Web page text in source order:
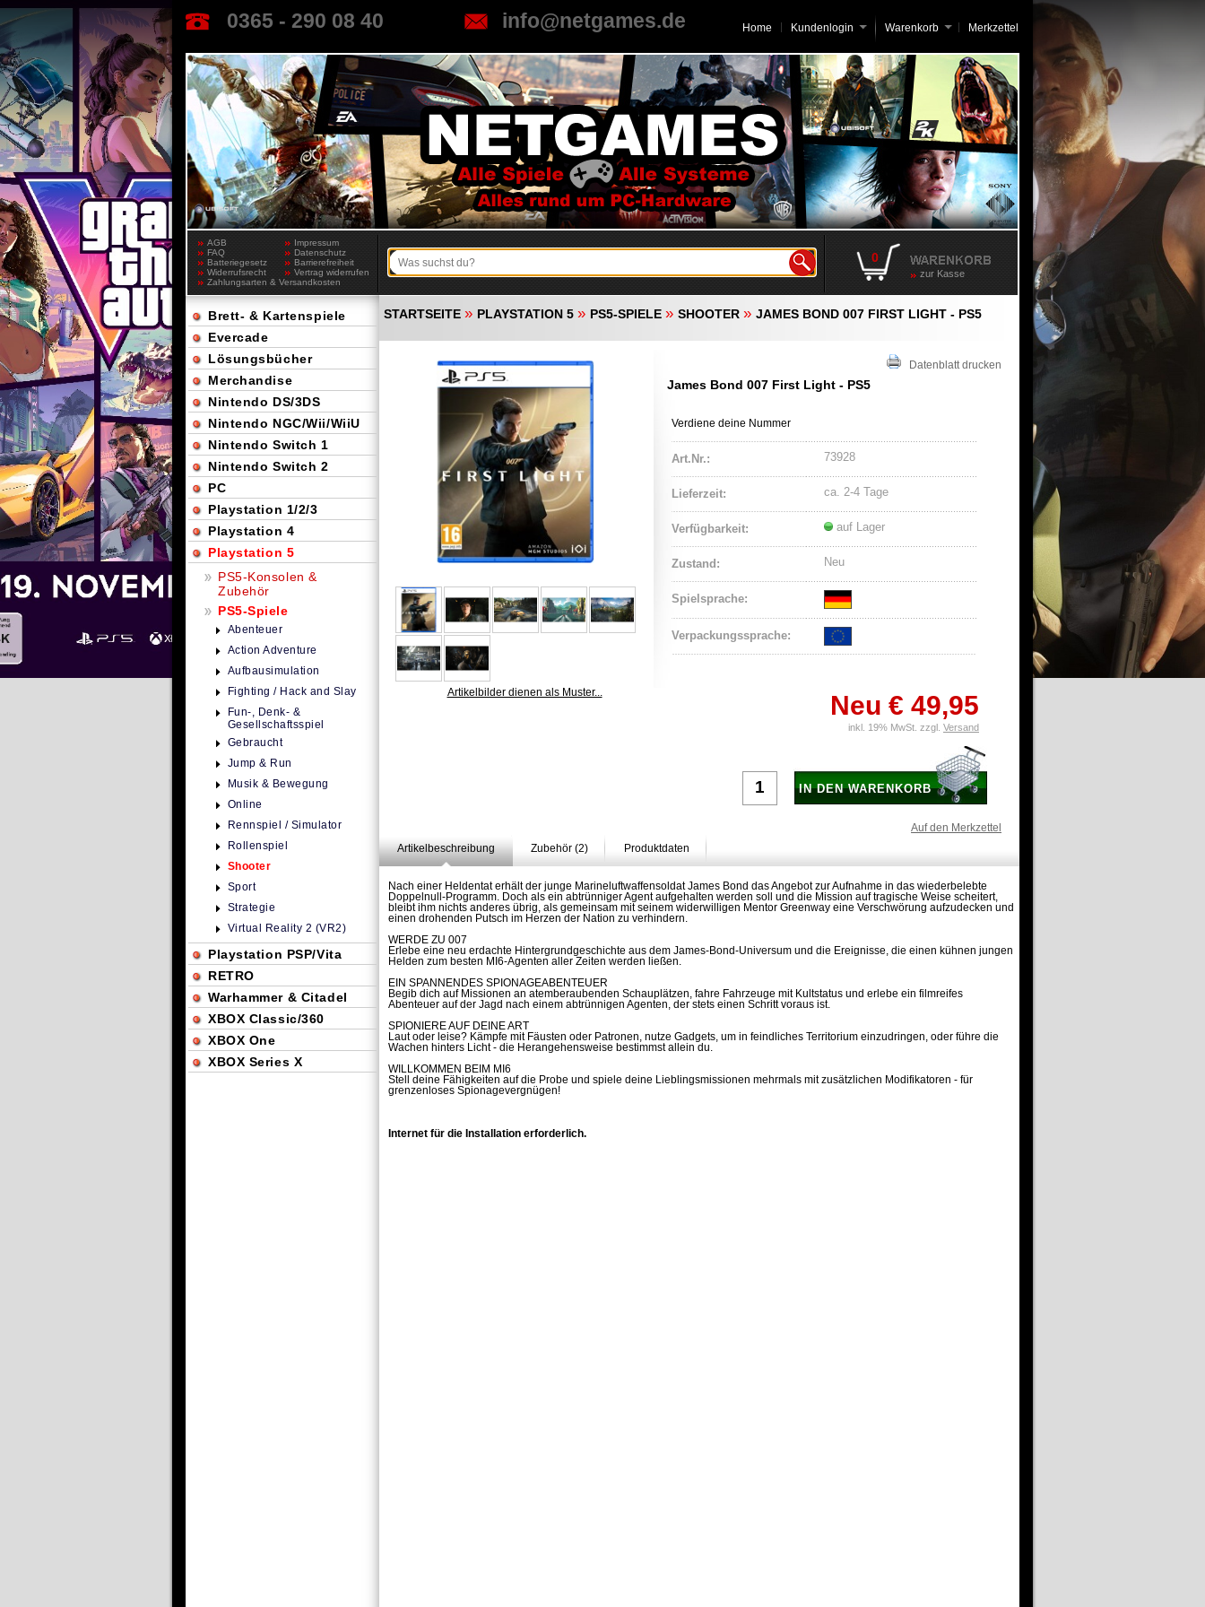
0365 - 290 08 40 info@netgames.de Home Kundenlogin Merkzettel
Warenkorb
AGB
Impressum
FAQ
Datenschutz
Batteriegesetz
Barrierefreiheit
Widerrufsrecht
Vertrag widerrufen
Zahlungsarten & Versandkosten
0
zur Kasse
STARTSEITE » PLAYSTATION 5 » PS5-SPIELE » SHOOTER » JAMES BOND 007 FIRST LIGHT - PS5
Artikelbilder dienen als Muster...
Datenblatt drucken
James Bond 007 First Light - PS5
Verdiene deine Nummer
Art.Nr.: 73928
Lieferzeit: ca. 2-4 Tage
Verfügbarkeit: auf Lager
Zustand: Neu
Spielsprache:
Verpackungssprache:
Neu € 49,95
inkl. 19% MwSt. zzgl. Versand
IN DEN WARENKORB
Auf den Merkzettel
Artikelbeschreibung
Zubehör (2) Produktdaten
Nach einer Heldentat erhält der junge Marineluftwaffensoldat James Bond das Angebot zur Aufnahme in das wiederbelebte
Doppelnull-Programm. Doch als ein abtrünniger Agent aufgehalten werden soll und die Mission auf tragische Weise scheitert,
bleibt ihm nichts anderes übrig, als gemeinsam mit seinem widerwilligen Mentor Greenway eine Verschwörung aufzudecken und
einen drohenden Putsch im Herzen der Nation zu verhindern.
WERDE ZU 007
Erlebe eine neu erdachte Hintergrundgeschichte aus dem James-Bond-Universum und die Ereignisse, die einen kühnen jungen
Helden zum besten MI6-Agenten aller Zeiten werden ließen.
EIN SPANNENDES SPIONAGEABENTEUER
Begib dich auf Missionen an atemberaubenden Schauplätzen, fahre Fahrzeuge mit Kultstatus und erlebe ein filmreifes
Abenteuer auf der Jagd nach einem abtrünnigen Agenten, der stets einen Schritt voraus ist.
SPIONIERE AUF DEINE ART
Laut oder leise? Kämpfe mit Fäusten oder Patronen, nutze Gadgets, um in feindliches Territorium einzudringen, oder führe die
Wachen hinters Licht - die Herangehensweise bestimmst allein du.
WILLKOMMEN BEIM MI6
Stell deine Fähigkeiten auf die Probe und spiele deine Lieblingsmissionen mehrmals mit zusätzlichen Modifikatoren - für
grenzenloses Spionagevergnügen!
Internet für die Installation erforderlich.
Brett- & Kartenspiele
Evercade
Lösungsbücher
Merchandise
Nintendo DS/3DS
Nintendo NGC/Wii/WiiU
Nintendo Switch 1
Nintendo Switch 2
PC
Playstation 1/2/3
Playstation 4
Playstation 5
PS5-Konsolen &
Zubehör
PS5-Spiele
Abenteuer
Action Adventure
Aufbausimulation
Fighting / Hack and Slay
Fun-, Denk- &
Gesellschaftsspiel
Gebraucht
Jump & Run
Musik & Bewegung
Online
Rennspiel / Simulator
Rollenspiel
Shooter
Sport
Strategie
Virtual Reality 2 (VR2)
Playstation PSP/Vita
RETRO
Warhammer & Citadel
XBOX Classic/360
XBOX One
XBOX Series X